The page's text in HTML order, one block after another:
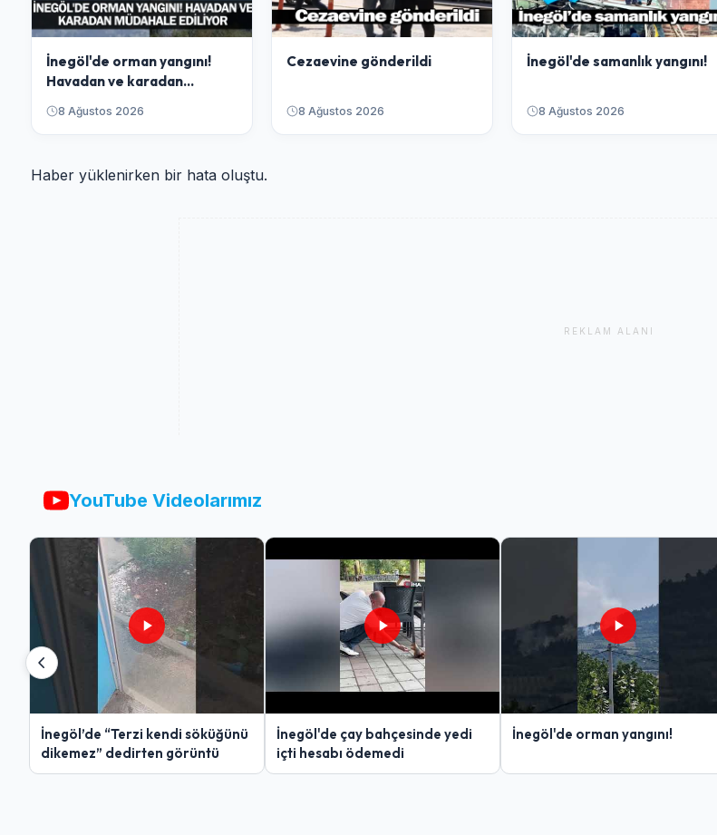
İnegöl'de orman yangını!
Havadan ve karadan
müdahale ediliyor
8 Ağustos 2026
Cezaevine gönderildi
8 Ağustos 2026
İnegöl'de samanlık yangını!
8 Ağustos 2026
Haber yüklenirken bir hata oluştu.
REKLAM ALANI
YouTube Videolarımız
İnegöl’de “Terzi kendi söküğünü
dikemez” dedirten görüntü
İnegöl'de çay bahçesinde yedi
içti hesabı ödemedi
İnegöl'de orman yangını!